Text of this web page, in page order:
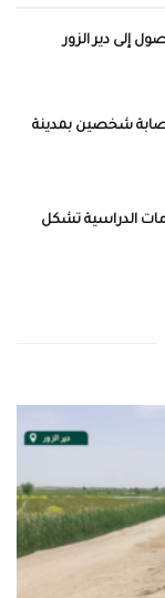
إلى دير الزور
شخصين بمدينة
الدراسية تشكل